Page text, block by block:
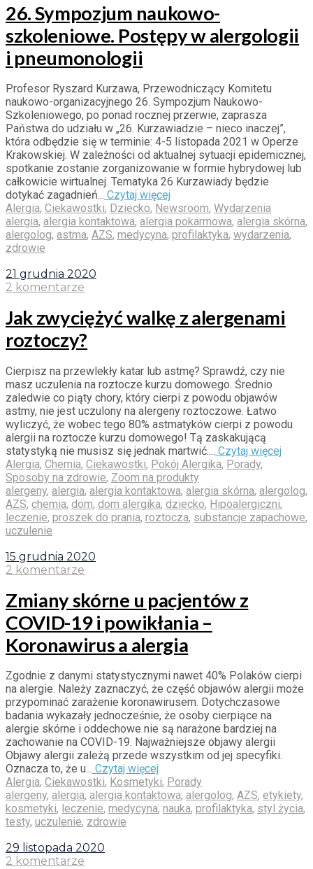
26. Sympozjum naukowo-
szkoleniowe. Postępy w alergologii
i pneumonologii
Profesor Ryszard Kurzawa, Przewodniczący Komitetu
naukowo-organizacyjnego 26. Sympozjum Naukowo-
Szkoleniowego, po ponad rocznej przerwie, zaprasza
Państwa do udziału w „26. Kurzawiadzie – nieco inaczej”,
która odbędzie się w terminie: 4-5 listopada 2021 w Operze
Krakowskiej. W zależności od aktualnej sytuacji epidemicznej,
spotkanie zostanie zorganizowanie w formie hybrydowej lub
całkowicie wirtualnej. Tematyka 26 Kurzawiady będzie
dotykać zagadnień... Czytaj więcej
Alergia, Ciekawostki, Dziecko, Newsroom, Wydarzenia
alergia, alergia kontaktowa, alergia pokarmowa, alergia skórna,
alergolog, astma, AZS, medycyna, profilaktyka, wydarzenia,
zdrowie
21 grudnia 2020
2 komentarze
Jak zwyciężyć walkę z alergenami
roztoczy?
Cierpisz na przewlekły katar lub astmę? Sprawdź, czy nie
masz uczulenia na roztocze kurzu domowego. Średnio
zaledwie co piąty chory, który cierpi z powodu objawów
astmy, nie jest uczulony na alergeny roztoczowe. Łatwo
wyliczyć, że wobec tego 80% astmatyków cierpi z powodu
alergii na roztocze kurzu domowego! Tą zaskakującą
statystyką nie musisz się jednak martwić.... Czytaj więcej
Alergia, Chemia, Ciekawostki, Pokój Alergika, Porady,
Sposoby na zdrowie, Zoom na produkty
alergeny, alergia, alergia kontaktowa, alergia skórna, alergolog,
AZS, chemia, dom, dom alergika, dziecko, Hipoalergiczni,
leczenie, proszek do prania, roztocza, substancje zapachowe,
uczulenie
15 grudnia 2020
2 komentarze
Zmiany skórne u pacjentów z
COVID-19 i powikłania –
Koronawirus a alergia
Zgodnie z danymi statystycznymi nawet 40% Polaków cierpi
na alergie. Należy zaznaczyć, że część objawów alergii może
przypominać zarażenie koronawirusem. Dotychczasowe
badania wykazały jednocześnie, że osoby cierpiące na
alergie skórne i oddechowe nie są narażone bardziej na
zachowanie na COVID-19. Najważniejsze objawy alergii
Objawy alergii zależą przede wszystkim od jej specyfiki.
Oznacza to, że u... Czytaj więcej
Alergia, Ciekawostki, Kosmetyki, Porady
alergeny, alergia, alergia kontaktowa, alergolog, AZS, etykiety,
kosmetyki, leczenie, medycyna, nauka, profilaktyka, styl życia,
testy, uczulenie, zdrowie
29 listopada 2020
2 komentarze